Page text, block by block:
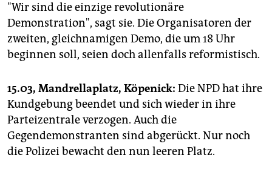
"Wir sind die einzige revolutionäre
Demonstration", sagt sie. Die Organisatoren der
zweiten, gleichnamigen Demo, die um 18 Uhr
beginnen soll, seien doch allenfalls reformistisch.
15.03, Mandrellaplatz, Köpenick: Die NPD hat ihre
Kundgebung beendet und sich wieder in ihre
Parteizentrale verzogen. Auch die
Gegendemonstranten sind abgerückt. Nur noch
die Polizei bewacht den nun leeren Platz.